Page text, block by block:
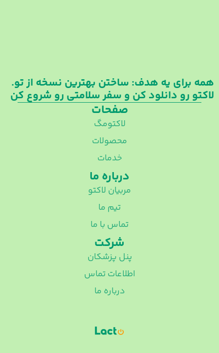
همه برای یه هدف: ساختن بهترین نسخه از تو.
لاکتو رو دانلود کن و سفر سلامتی رو شروع کن
صفحات
لاکتومگ
محصولات
خدمات
درباره ما
مربیان لاکتو
تیم ما
تماس با ما
شرکت
پنل پزشکان
اطلاعات تماس
درباره ما